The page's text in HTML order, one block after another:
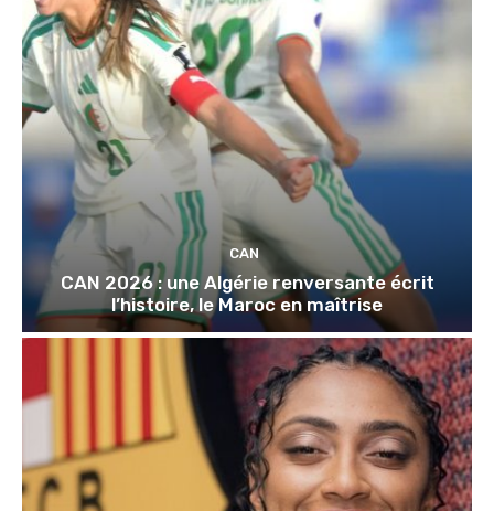
CAN
CAN 2026 : une Algérie renversante écrit
l’histoire, le Maroc en maîtrise